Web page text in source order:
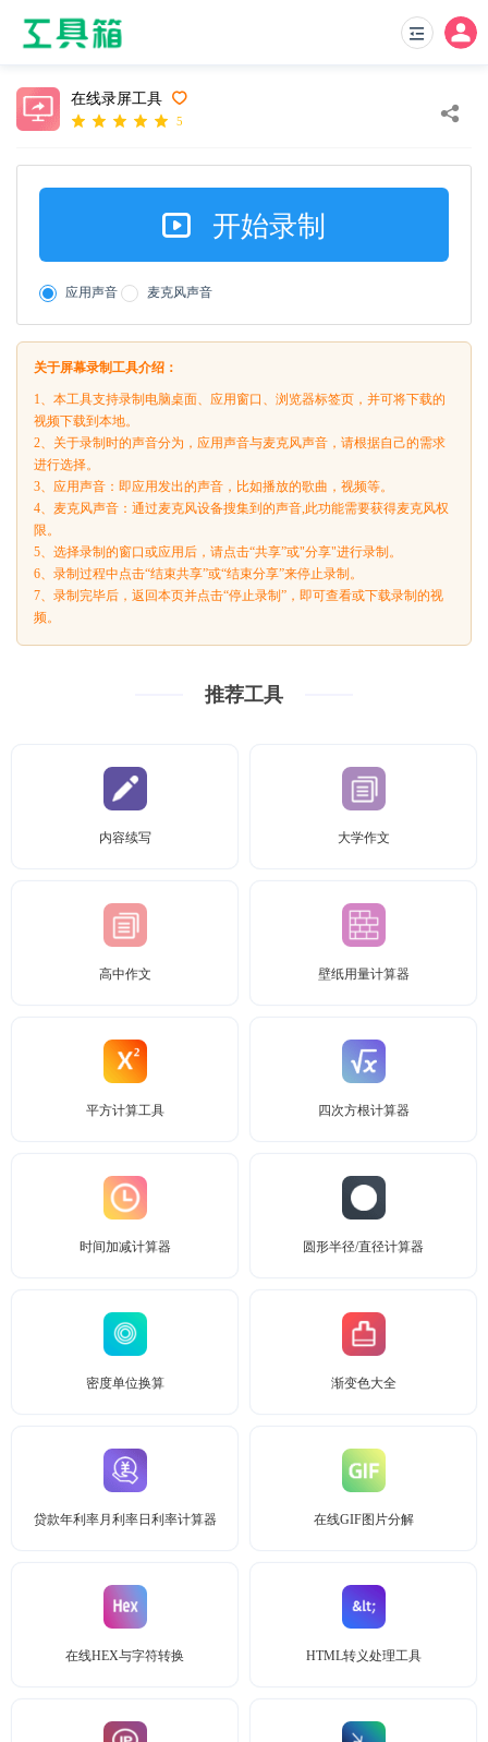
在线录屏工具
5
开始录制
应用声音 麦克风声音
关于屏幕录制工具介绍：
1、本工具支持录制电脑桌面、应用窗口、浏览器标签页，并可将下载的
视频下载到本地。
2、关于录制时的声音分为，应用声音与麦克风声音，请根据自己的需求
进行选择。
3、应用声音：即应用发出的声音，比如播放的歌曲，视频等。
4、麦克风声音：通过麦克风设备搜集到的声音,此功能需要获得麦克风权
限。
5、选择录制的窗口或应用后，请点击“共享”或"分享"进行录制。
6、录制过程中点击“结束共享”或“结束分享”来停止录制。
7、录制完毕后，返回本页并点击“停止录制”，即可查看或下载录制的视
频。
推荐工具
内容续写 大学作文
高中作文 壁纸用量计算器
平方计算工具 四次方根计算器
时间加减计算器 圆形半径/直径计算器
密度单位换算 渐变色大全
贷款年利率月利率日利率计算器 在线GIF图片分解
在线HEX与字符转换 HTML转义处理工具